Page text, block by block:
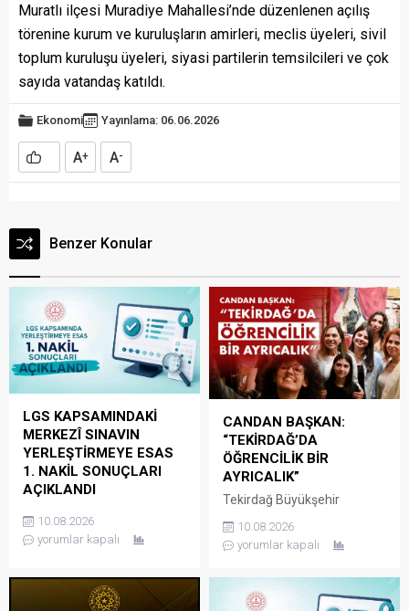
Muratlı ilçesi Muradiye Mahallesi’nde düzenlenen açılış
törenine kurum ve kuruluşların amirleri, meclis üyeleri, sivil
toplum kuruluşu üyeleri, siyasi partilerin temsilcileri ve çok
sayıda vatandaş katıldı.
Ekonomi Yayınlama: 06.06.2026
A+ A-
Benzer Konular
LGS KAPSAMINDAKİ
MERKEZÎ SINAVIN
YERLEŞTİRMEYE ESAS
1. NAKİL SONUÇLARI
AÇIKLANDI
Millî Eğitim Bakanlığınca
Liselere Geçiş Sistemi
kapsamında 5 Ağustos
yerleştirme sonuçlarının
ardından yerleştirmeye esas
10.08.2026
yorumlar kapalı
CANDAN BAŞKAN:
“TEKİRDAĞ’DA
ÖĞRENCİLİK BİR
AYRICALIK”
Tekirdağ Büyükşehir
Yüceer’in modern ve genç
odaklı belediyecilik
hizmetler, Tekirdağ’ı
10.08.2026
yorumlar kapalı